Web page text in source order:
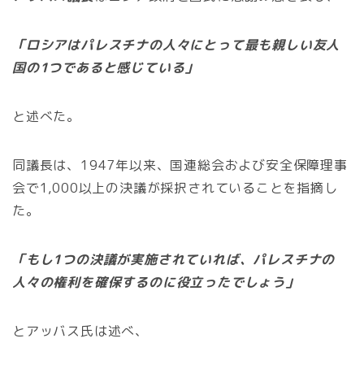
「ロシアはパレスチナの人々にとって最も親しい友人
国の1つであると感じている」
と述べた。
同議長は、1947年以来、国連総会および安全保障理事
会で1,000以上の決議が採択されていることを指摘し
た。
「もし1つの決議が実施されていれば、パレスチナの
人々の権利を確保するのに役立ったでしょう」
とアッバス氏は述べ、